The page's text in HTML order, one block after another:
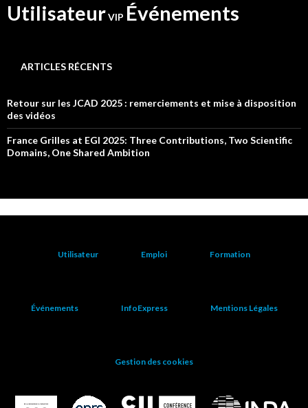
UtilisateurVIP Événements
ARTICLES RÉCENTS
Retour sur les JCAD 2025 : remerciements et mise à disposition
des vidéos
France Grilles at EGI 2025: Three Contributions, Two Scientific
Domains, One Shared Ambition
Utilisateur Emploi Formation
Événements InfoExpress Mentions Légales
Gestion des cookies